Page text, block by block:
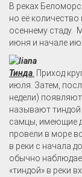
В реках
но её
осеннему стаду.
июня и начале
Тинда. Приход
июля. Затем,
недели)
называют
самцы, имеющие
провели в море
в реки с начала
обычно
«тиндой» в реки